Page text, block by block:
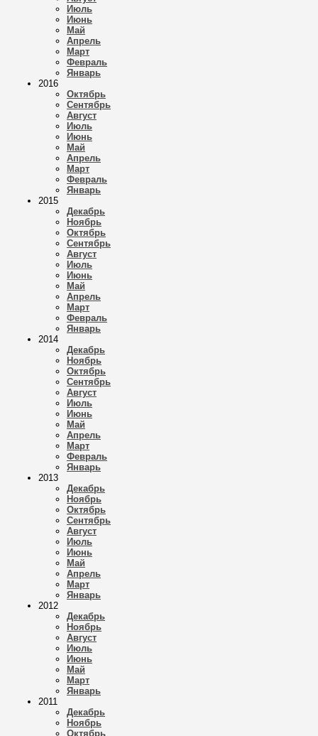
Июль
Июнь
Май
Апрель
Март
Февраль
Январь
2016
Октябрь
Сентябрь
Август
Июль
Июнь
Май
Апрель
Март
Февраль
Январь
2015
Декабрь
Ноябрь
Октябрь
Сентябрь
Август
Июль
Июнь
Май
Апрель
Март
Февраль
Январь
2014
Декабрь
Ноябрь
Октябрь
Сентябрь
Август
Июль
Июнь
Май
Апрель
Март
Февраль
Январь
2013
Декабрь
Ноябрь
Октябрь
Сентябрь
Август
Июль
Июнь
Май
Апрель
Март
Январь
2012
Декабрь
Ноябрь
Август
Июль
Июнь
Май
Март
Январь
2011
Декабрь
Ноябрь
Октябрь